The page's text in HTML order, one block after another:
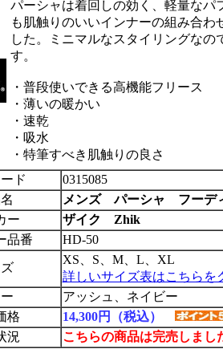
パーシャは着回しの効く、軽量なパ
も肌触りのいいインナーの組み合
した。ミニマルなスタイリングな
す。
・普段使いできる高機能フリース
・薄いの暖かい
・速乾
・吸水
・特筆すべき肌触りの良さ
ド
0315085
メンズ パーシャ フーデ
ー
ザイク Zhik
品番
HD-50
XS、S、M、L、XL
詳しいサイズ表はこちらを
アッシュ、ネイビー
格
14,300円（税込）
況
こちらの商品は完売しまし